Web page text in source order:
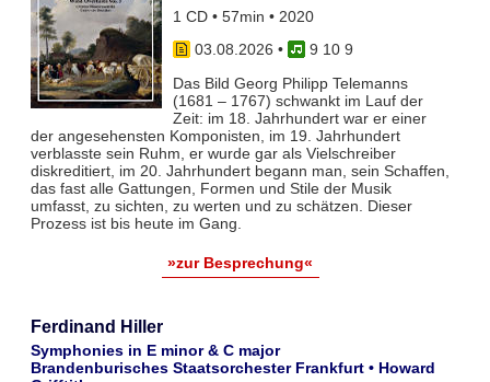
1 CD • 57min • 2020
03.08.2026 •
9 10 9
Das Bild Georg Philipp Telemanns
(1681 – 1767) schwankt im Lauf der
Zeit: im 18. Jahrhundert war er einer
der angesehensten Komponisten, im 19. Jahrhundert
verblasste sein Ruhm, er wurde gar als Vielschreiber
diskreditiert, im 20. Jahrhundert begann man, sein Schaffen,
das fast alle Gattungen, Formen und Stile der Musik
umfasst, zu sichten, zu werten und zu schätzen. Dieser
Prozess ist bis heute im Gang.
»zur Besprechung«
Ferdinand Hiller
Symphonies in E minor & C major
Brandenburisches Staatsorchester Frankfurt • Howard